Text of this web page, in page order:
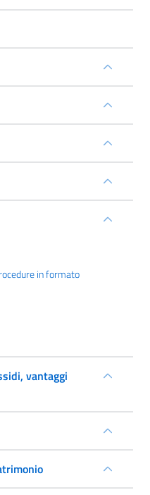
in formato
vantaggi